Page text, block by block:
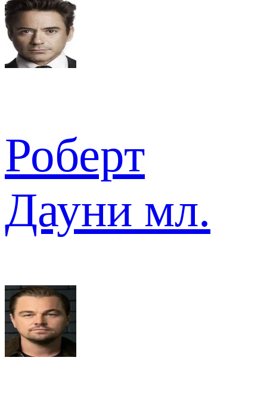
Роберт
Дауни мл.